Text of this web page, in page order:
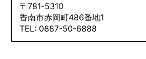
〒781-5310
香南市赤岡町486番地1
TEL: 0887-50-6888